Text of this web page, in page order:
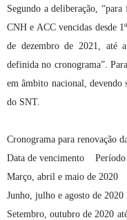
Segundo a deliberação,
CNH e ACC vencidas desde
de dezembro de 2021, até
definida no cronograma”.
em âmbito nacional, devendo
do SNT.
Cronograma para renovação
Data de vencimento
Março, abril e maio de 2020
Junho, julho e agosto de 2020
Setembro, outubro de 2020